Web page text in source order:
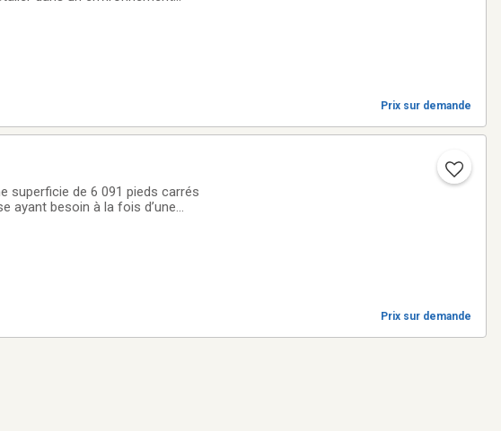
Prix sur demande
superficie de 6 091 pieds carrés
ayant besoin à la fois d’une
Prix sur demande